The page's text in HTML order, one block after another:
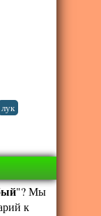
лук
"? Мы
к